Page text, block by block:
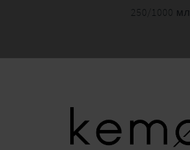
250/1000 мл